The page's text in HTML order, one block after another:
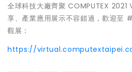
全球科技大廠齊聚 COMPUTEX
享、產業應用展示不容錯過，歡迎至
觀展：
https://